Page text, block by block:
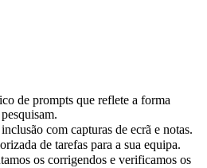
de prompts que reflete a forma
com capturas de ecrã e notas.
de tarefas para a sua equipa.
os corrigendos e verificamos os